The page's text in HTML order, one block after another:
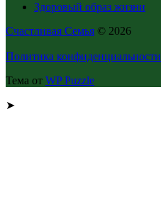
Здоровый образ жизни
Счастливая Семья © 2026
Политика конфиденциальности
Тема от WP Puzzle
➤